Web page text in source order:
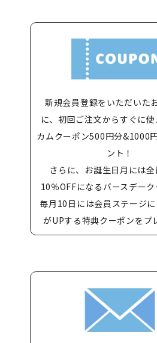
新規会員登録をいただいた
に、初回ご注文からすぐに
カムクーポン500円分&1000
ント！
さらに、お誕生日月には
10％OFFになるバースデーク
毎月10日には会員ステージ
がUPする特典クーポンをプ